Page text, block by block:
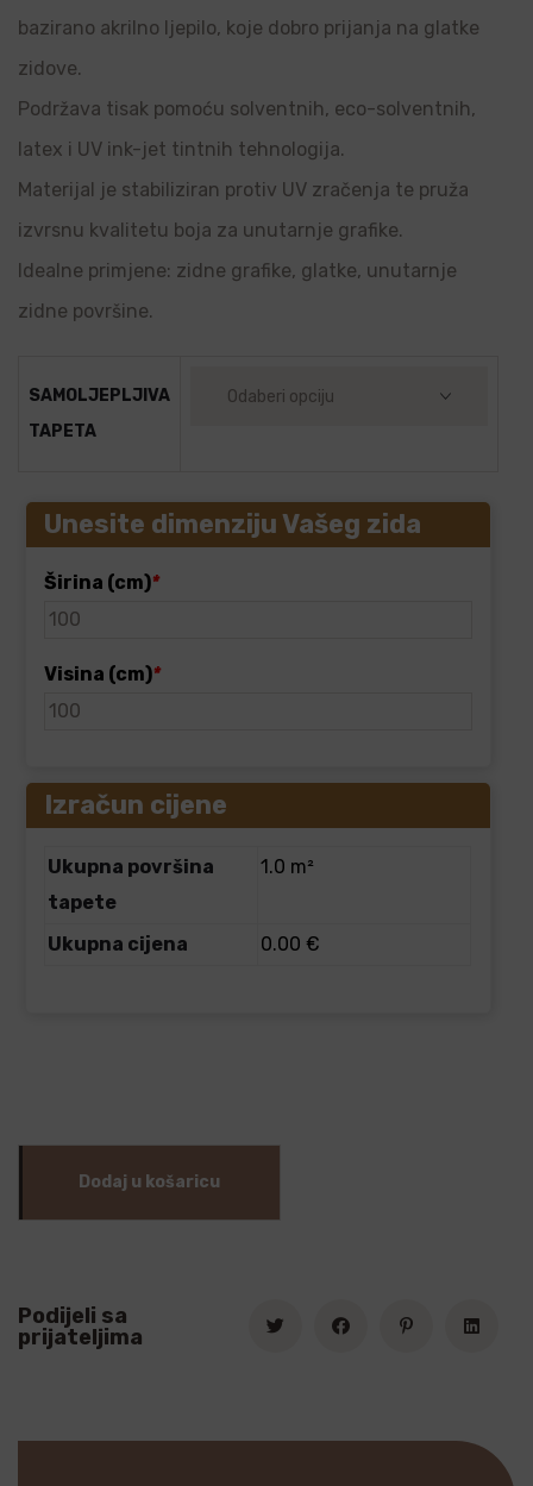
bazirano akrilno ljepilo, koje dobro prijanja na glatke
zidove.
Podržava tisak pomoću solventnih, eco-solventnih,
latex i UV ink-jet tintnih tehnologija.
Materijal je stabiliziran protiv UV zračenja te pruža
izvrsnu kvalitetu boja za unutarnje grafike.
Idealne primjene: zidne grafike, glatke, unutarnje
zidne površine.
SAMOLJEPLJIVA
TAPETA
Unesite dimenziju Vašeg zida
Širina (cm)*
Visina (cm)*
Izračun cijene
Ukupna površina
tapete
1.0 m²
Ukupna cijena 0.00 €
Dodaj u košaricu
Podijeli sa
prijateljima